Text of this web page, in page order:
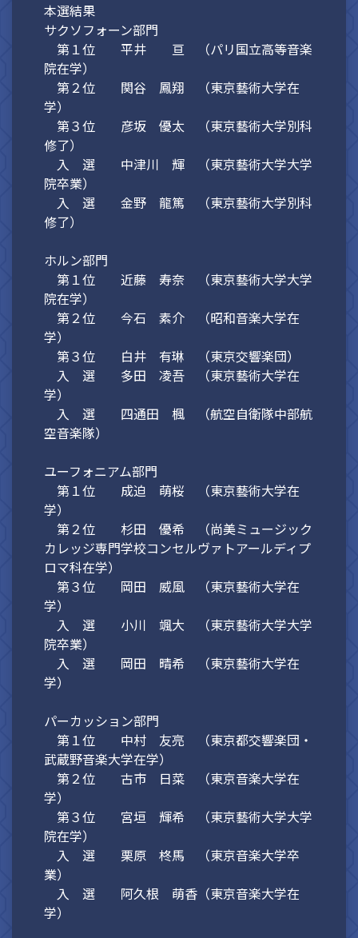
本選結果
サクソフォーン部門
第１位 平井 亘 （パリ国立高等音楽
院在学）
第２位 関谷 鳳翔 （東京藝術大学在
学）
第３位 彦坂 優太 （東京藝術大学別科
修了）
入 選 中津川 輝 （東京藝術大学大学
院卒業）
入 選 金野 龍篤 （東京藝術大学別科
修了）
ホルン部門
第１位 近藤 寿奈 （東京藝術大学大学
院在学）
第２位 今石 素介 （昭和音楽大学在
学）
第３位 白井 有琳 （東京交響楽団）
入 選 多田 凌吾 （東京藝術大学在
学）
入 選 四通田 楓 （航空自衛隊中部航
空音楽隊）
ユーフォニアム部門
第１位 成迫 萌桜 （東京藝術大学在
学）
第２位 杉田 優希 （尚美ミュージック
カレッジ専門学校コンセルヴァトアールディプ
ロマ科在学）
第３位 岡田 威風 （東京藝術大学在
学）
入 選 小川 颯大 （東京藝術大学大学
院卒業）
入 選 岡田 晴希 （東京藝術大学在
学）
パーカッション部門
第１位 中村 友亮 （東京都交響楽団・
武蔵野音楽大学在学）
第２位 古市 日菜 （東京音楽大学在
学）
第３位 宮垣 輝希 （東京藝術大学大学
院在学）
入 選 栗原 柊馬 （東京音楽大学卒
業）
入 選 阿久根 萌香（東京音楽大学在
学）